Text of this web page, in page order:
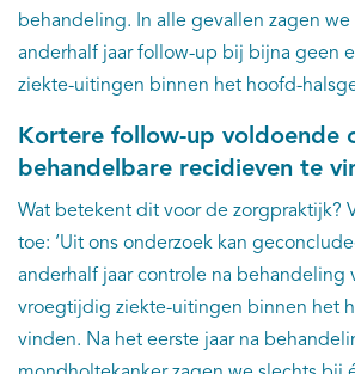
behandeling. In alle gevallen zagen we
anderhalf jaar follow-up bij bijna geen
ziekte-uitingen binnen het hoofd-
Kortere follow-up voldoende
behandelbare recidieven te
Wat betekent dit voor de zorgpraktijk?
toe: ‘Uit ons onderzoek kan
anderhalf jaar controle na behandeling
vroegtijdig ziekte-uitingen binnen het
vinden. Na het eerste jaar na